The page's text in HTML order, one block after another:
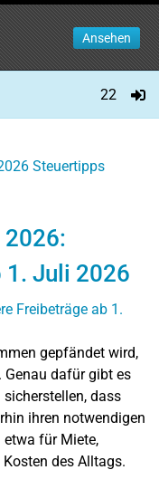
Ansehen
22
Steuertipps
2026:
1. Juli 2026
gepfändet wird,
dafür gibt es
dass
ihren notwendigen
für Miete,
des Alltags.